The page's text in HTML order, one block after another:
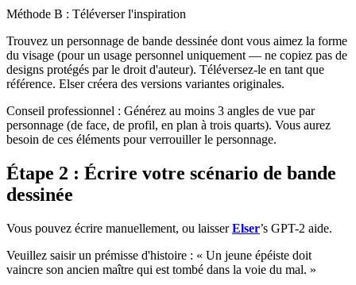
Méthode B : Téléverser l'inspiration
Trouvez un personnage de bande dessinée dont vous aimez la forme
du visage (pour un usage personnel uniquement — ne copiez pas de
designs protégés par le droit d'auteur). Téléversez-le en tant que
référence. Elser créera des versions variantes originales.
Conseil professionnel : Générez au moins 3 angles de vue par
personnage (de face, de profil, en plan à trois quarts). Vous aurez
besoin de ces éléments pour verrouiller le personnage.
Étape 2 : Écrire votre scénario de bande
dessinée
Vous pouvez écrire manuellement, ou laisserElser’s GPT-2 aide.
Veuillez saisir un prémisse d'histoire : « Un jeune épéiste doit
vaincre son ancien maître qui est tombé dans la voie du mal. »